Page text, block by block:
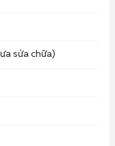
sửa chữa)